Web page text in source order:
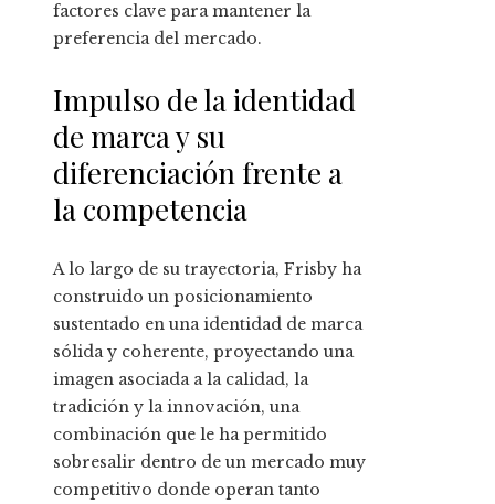
factores clave para mantener la
preferencia del mercado.
Impulso de la identidad
de marca y su
diferenciación frente a
la competencia
A lo largo de su trayectoria, Frisby ha
construido un posicionamiento
sustentado en una identidad de marca
sólida y coherente, proyectando una
imagen asociada a la calidad, la
tradición y la innovación, una
combinación que le ha permitido
sobresalir dentro de un mercado muy
competitivo donde operan tanto